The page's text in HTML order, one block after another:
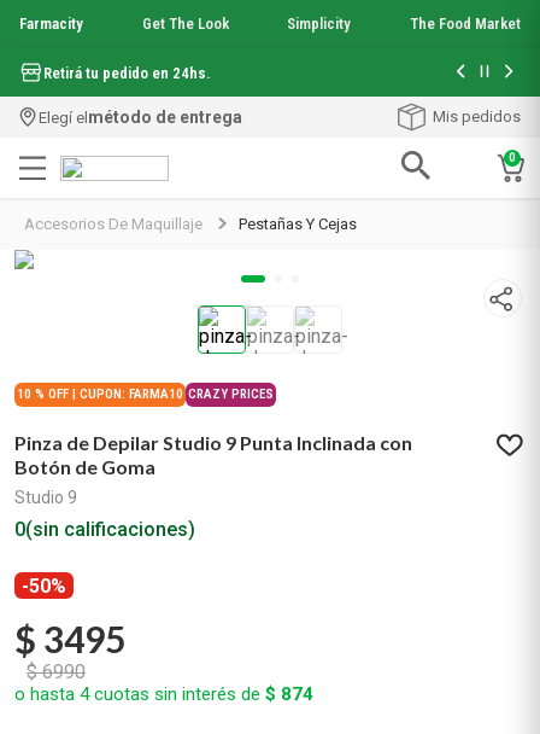
Farmacity Get The Look Simplicity The Food Market
Retirá tu pedido en 24hs. Hasta 6
Elegí elmétodo de entrega Mis pedidos
0
Accesorios De Maquillaje Pestañas Y Cejas
10 % OFF | CUPON: FARMA10 CRAZY PRICES
Pinza de Depilar Studio 9 Punta Inclinada con
Botón de Goma
Studio 9
0(sin calificaciones)
-50%
$ 3495
$ 6990
o hasta 4cuotas sin interés de $ 874
2.
6.get the look
7.
8. protector solar
9.serum elvive
10. nyx